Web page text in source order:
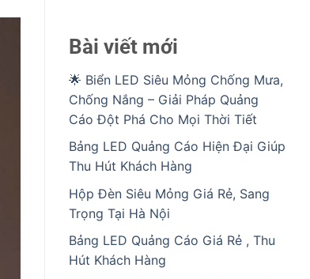
Bài viết mới
🌟 Biển LED Siêu Mỏng Chống Mưa,
Chống Nắng – Giải Pháp Quảng
Cáo Đột Phá Cho Mọi Thời Tiết
Bảng LED Quảng Cáo Hiện Đại Giúp
Thu Hút Khách Hàng
Hộp Đèn Siêu Mỏng Giá Rẻ, Sang
Trọng Tại Hà Nội
Bảng LED Quảng Cáo Giá Rẻ , Thu
Hút Khách Hàng